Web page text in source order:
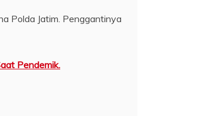
Polda Jatim. Penggantinya
Pendemik.